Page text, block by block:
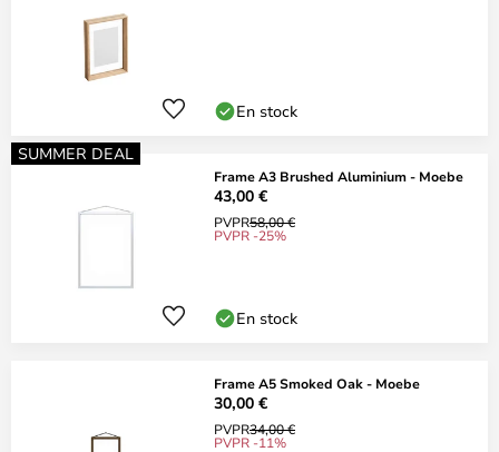
En stock
SUMMER DEAL
Frame A3 Brushed Aluminium - Moebe
43,00 €
PVPR58,00 €
PVPR -25%
En stock
Frame A5 Smoked Oak - Moebe
30,00 €
PVPR34,00 €
PVPR -11%